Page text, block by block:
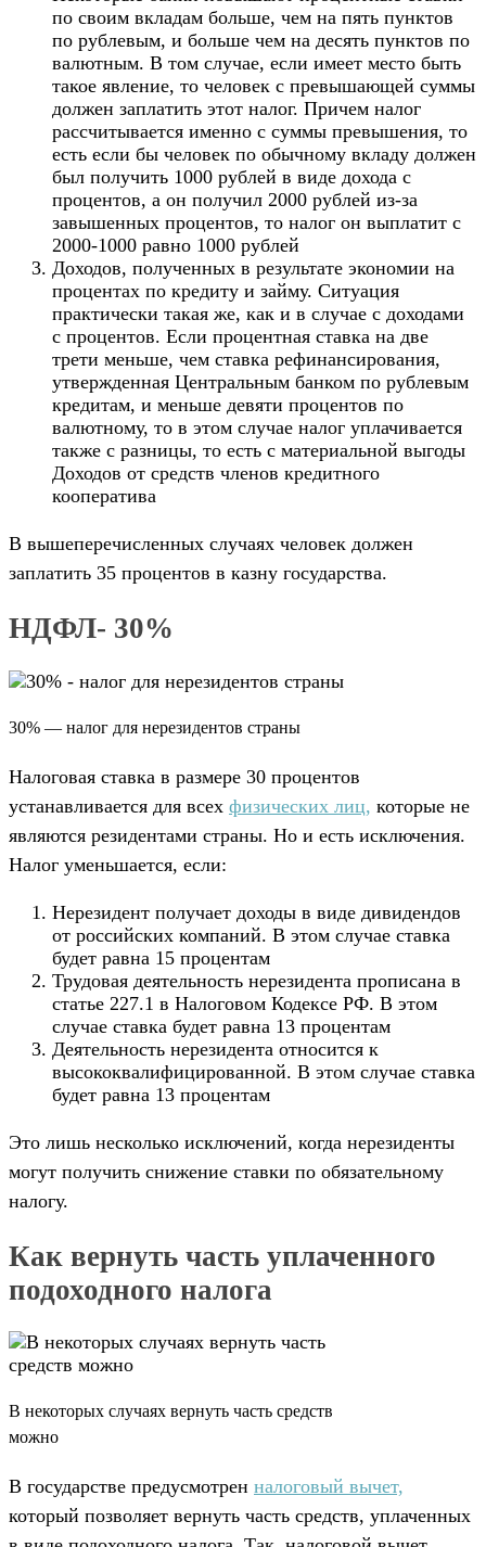
по своим вкладам больше, чем на пять пунктов
по рублевым, и больше чем на десять пунктов по
валютным. В том случае, если имеет место быть
такое явление, то человек с превышающей суммы
должен заплатить этот налог. Причем налог
рассчитывается именно с суммы превышения, то
есть если бы человек по обычному вкладу должен
был получить 1000 рублей в виде дохода с
процентов, а он получил 2000 рублей из-за
завышенных процентов, то налог он выплатит с
2000-1000 равно 1000 рублей
Доходов, полученных в результате экономии на
процентах по кредиту и займу. Ситуация
практически такая же, как и в случае с доходами
с процентов. Если процентная ставка на две
трети меньше, чем ставка рефинансирования,
утвержденная Центральным банком по рублевым
кредитам, и меньше девяти процентов по
валютному, то в этом случае налог уплачивается
также с разницы, то есть с материальной выгоды
Доходов от средств членов кредитного
кооператива
В вышеперечисленных случаях человек должен
заплатить 35 процентов в казну государства.
НДФЛ- 30%
30% — налог для нерезидентов страны
Налоговая ставка в размере 30 процентов
устанавливается для всех физических лиц, которые не
являются резидентами страны. Но и есть исключения.
Налог уменьшается, если:
Нерезидент получает доходы в виде дивидендов
от российских компаний. В этом случае ставка
будет равна 15 процентам
Трудовая деятельность нерезидента прописана в
статье 227.1 в Налоговом Кодексе РФ. В этом
случае ставка будет равна 13 процентам
Деятельность нерезидента относится к
высококвалифицированной. В этом случае ставка
будет равна 13 процентам
Это лишь несколько исключений, когда нерезиденты
могут получить снижение ставки по обязательному
налогу.
Как вернуть часть уплаченного
подоходного налога
В некоторых случаях вернуть часть средств
можно
В государстве предусмотрен налоговый вычет,
который позволяет вернуть часть средств, уплаченных